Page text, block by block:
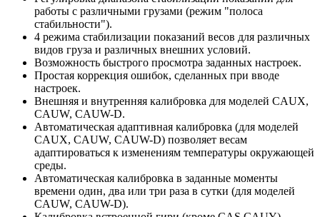
работы с различными грузами (режим "полоса
стабильности").
4 режима стабилизации показаний весов для различных
видов груза и различных внешних условий.
Возможность быстрого просмотра заданных настроек.
Простая коррекция ошибок, сделанных при вводе
настроек.
Внешняя и внутренняя калибровка для моделей CAUX,
CAUW, CAUW-D.
Автоматическая адаптивная калибровка (для моделей
CAUX, CAUW, CAUW-D) позволяет весам
адаптироваться к изменениям температуры окружающей
среды.
Автоматическая калибровка в заданные моменты
времени один, два или три раза в сутки (для моделей
CAUW, CAUW-D).